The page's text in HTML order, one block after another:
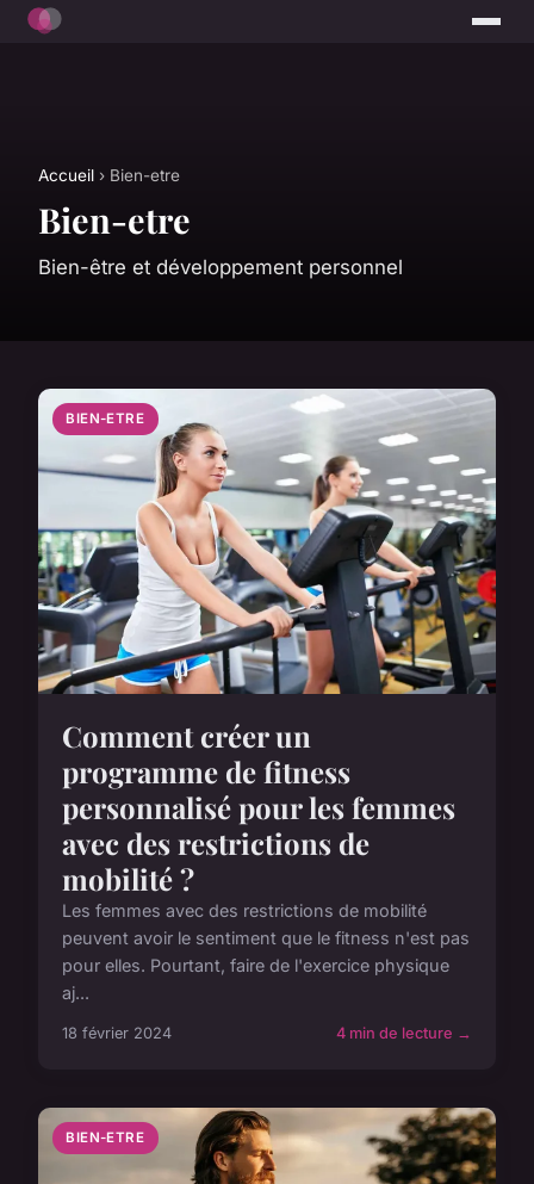
Accueil › Bien-etre
Bien-etre
Bien-être et développement personnel
BIEN-ETRE
Comment créer un
programme de fitness
personnalisé pour les femmes
avec des restrictions de
mobilité ?
Les femmes avec des restrictions de mobilité
peuvent avoir le sentiment que le fitness n'est pas
pour elles. Pourtant, faire de l'exercice physique
aj...
18 février 2024 4 min de lecture →
BIEN-ETRE